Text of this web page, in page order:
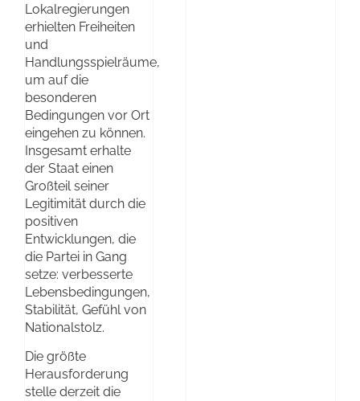
Lokalregierungen
erhielten Freiheiten
und
Handlungsspielräume,
um auf die
besonderen
Bedingungen vor Ort
eingehen zu können.
Insgesamt erhalte
der Staat einen
Großteil seiner
Legitimität durch die
positiven
Entwicklungen, die
die Partei in Gang
setze: verbesserte
Lebensbedingungen,
Stabilität, Gefühl von
Nationalstolz.
Die größte
Herausforderung
stelle derzeit die